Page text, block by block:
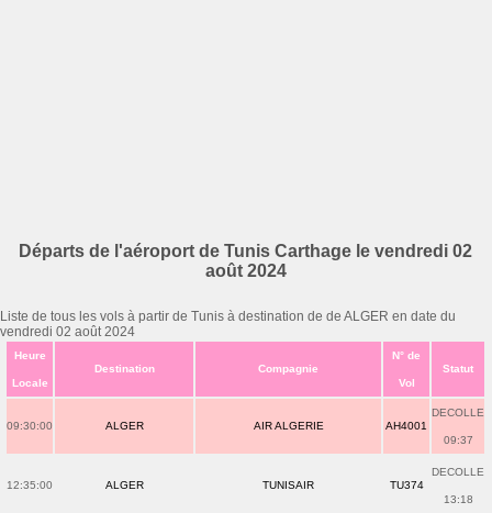
Départs de l'aéroport de Tunis Carthage le vendredi 02
août 2024
Liste de tous les vols à partir de Tunis à destination de de ALGER en date du
vendredi 02 août 2024
Heure
Locale
Destination Compagnie
N° de
Vol
Statut
09:30:00 ALGER AIR ALGERIE AH4001
DECOLLE
09:37
12:35:00 ALGER TUNISAIR TU374
DECOLLE
13:18